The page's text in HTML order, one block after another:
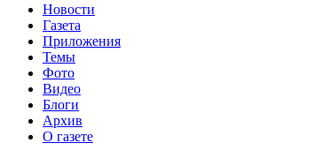
Новости
Газета
Приложения
Темы
Фото
Видео
Блоги
Архив
О газете